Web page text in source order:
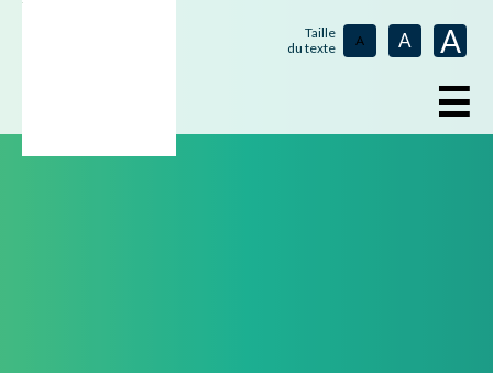
Taille
du texte
A A A
☰